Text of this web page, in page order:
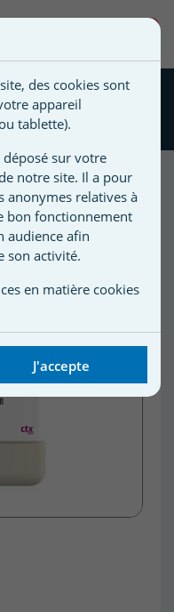
CTX 942
une nouvelle liste
des cookies sont
appareil
tablette).
sur votre
notre site. Il a pour
anonymes relatives à
bon fonctionnement
audience afin
son activité.
en matière cookies
J'accepte